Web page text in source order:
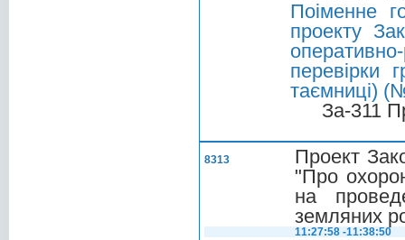
Поіменне
проекту
перевірки
таємниці)
За-311
8313
Проект
"Про
на
земляних
11:27:58 -11:38:50